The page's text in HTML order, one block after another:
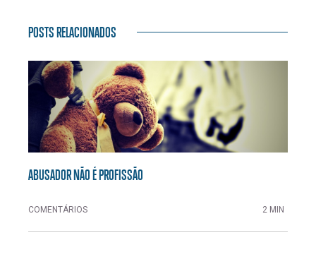
POSTS RELACIONADOS
ABUSADOR NÃO É PROFISSÃO
COMENTÁRIOS 2 MIN